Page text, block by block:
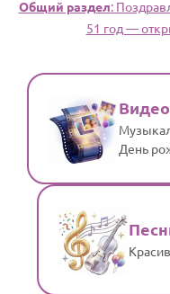
Общий раздел:
51 год —
День